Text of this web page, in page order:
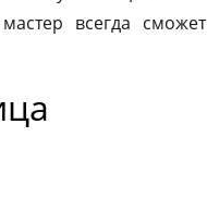
всегда сможет